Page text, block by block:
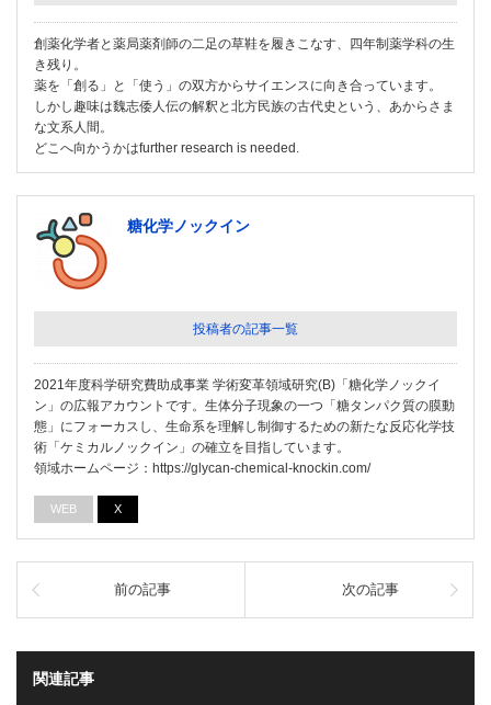
創薬化学者と薬局薬剤師の二足の草鞋を履きこなす、四年制薬学科の生
き残り。
薬を「創る」と「使う」の双方からサイエンスに向き合っています。
しかし趣味は魏志倭人伝の解釈と北方民族の古代史という、あからさま
な文系人間。
どこへ向かうかはfurther research is needed.
糖化学ノックイン
投稿者の記事一覧
2021年度科学研究費助成事業 学術変革領域研究(B)「糖化学ノックイ
ン」の広報アカウントです。生体分子現象の一つ「糖タンパク質の膜動
態」にフォーカスし、生命系を理解し制御するための新たな反応化学技
術「ケミカルノックイン」の確立を目指しています。
領域ホームページ：https://glycan-chemical-knockin.com/
WEB X
前の記事 次の記事
関連記事